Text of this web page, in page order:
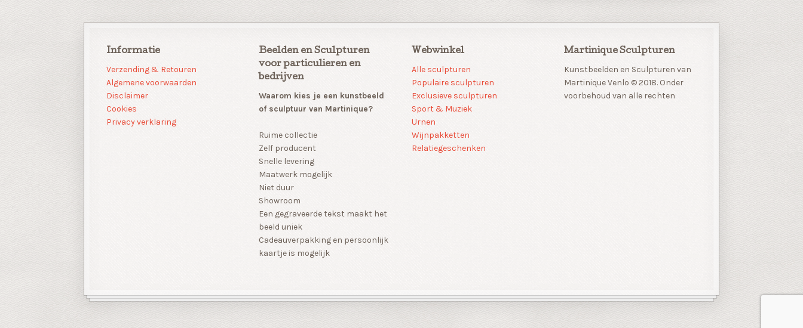
Informatie
Verzending & Retouren
Algemene voorwaarden
Disclaimer
Cookies
Privacy verklaring
Beelden en Sculpturen
voor particulieren en
bedrijven
Waarom kies je een kunstbeeld
of sculptuur van Martinique?
Ruime collectie
Zelf producent
Snelle levering
Maatwerk mogelijk
Niet duur
Showroom
Een gegraveerde tekst maakt het
beeld uniek
Cadeauverpakking en persoonlijk
kaartje is mogelijk
Webwinkel
Alle sculpturen
Populaire sculpturen
Exclusieve sculpturen
Sport & Muziek
Urnen
Wijnpakketten
Relatiegeschenken
Martinique Sculpturen
Kunstbeelden en Sculpturen van
Martinique Venlo © 2018. Onder
voorbehoud van alle rechten